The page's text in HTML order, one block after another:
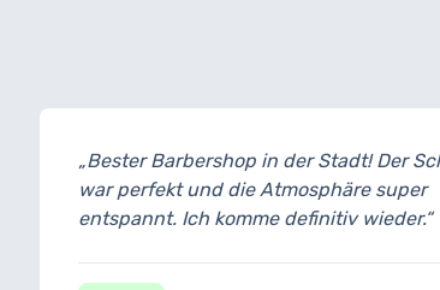
Der Schnitt
super
wieder.“
„Professionell,
gearbeitet. Bart
und der heiße